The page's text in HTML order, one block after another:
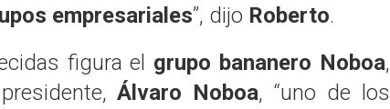
empresariales”, dijo Roberto.
figura el grupo bananero Noboa,
Álvaro Noboa, “uno de los